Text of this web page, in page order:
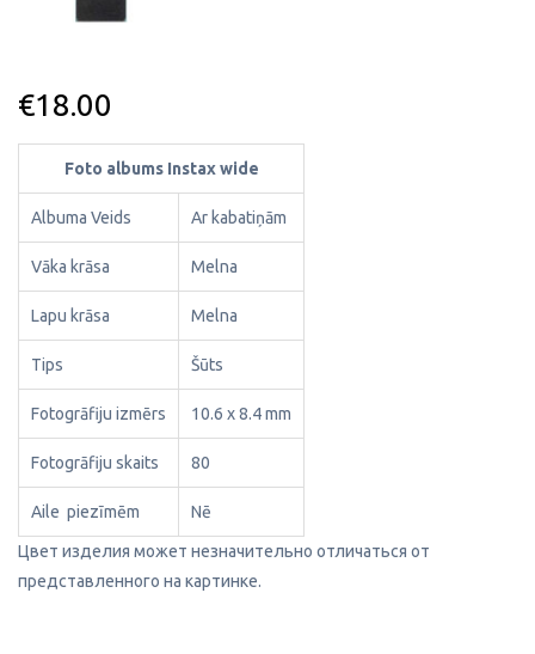
€18.00
Foto albums Instax wide
Albuma Veids Ar kabatiņām
Vāka krāsa Melna
Lapu krāsa Melna
Tips Šūts
Fotogrāfiju izmērs 10.6 x 8.4 mm
Fotogrāfiju skaits 80
Aile piezīmēm Nē
Цвет изделия может незначительно отличаться от
представленного на картинке.